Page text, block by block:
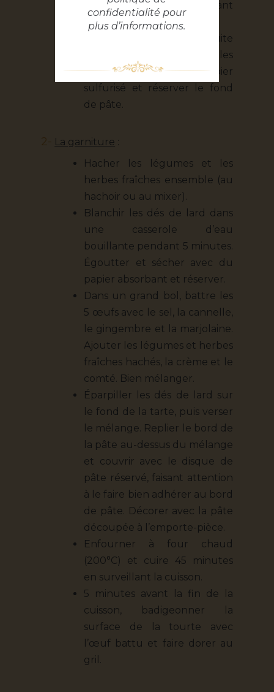
préchauffé à 170°C pendant
15 minutes.
La pâte est maintenant “cuite
à blanc”. Débarrasser les billes
de cuisson et le papier
sulfurisé et réserver le fond
de pâte.
2- La garniture :
Hacher les légumes et les
herbes fraîches ensemble (au
hachoir ou au mixer).
Blanchir les dés de lard dans
une casserole d’eau
bouillante pendant 5 minutes.
Égoutter et sécher avec du
papier absorbant et réserver.
Dans un grand bol, battre les
5 œufs avec le sel, la cannelle,
le gingembre et la marjolaine.
Ajouter les légumes et herbes
fraîches hachés, la crème et le
comté. Bien mélanger.
Éparpiller les dés de lard sur
le fond de la tarte, puis verser
le mélange. Replier le bord de
la pâte au-dessus du mélange
et couvrir avec le disque de
pâte réservé, faisant attention
à le faire bien adhérer au bord
de pâte. Décorer avec la pâte
découpée à l’emporte-pièce.
Enfourner à four chaud
(200°C) et cuire 45 minutes
en surveillant la cuisson.
5 minutes avant la fin de la
cuisson, badigeonner la
surface de la tourte avec
l’œuf battu et faire dorer au
gril.
confidentialité pour
plus d’informations.